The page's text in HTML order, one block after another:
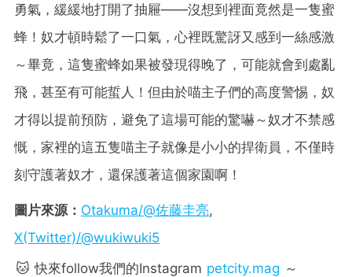
勇氣，緩緩地打開了抽屜——沒想到裡面竟然是一隻蜜
蜂！奴才頓時鬆了一口氣，心裡既驚訝又感到一絲感激
～畢竟，這隻蜜蜂如果被發現得晚了，可能就會到處亂
飛，甚至有可能蜇人！但由於喵主子們的高度警惕，奴
才得以提前預防，避免了這場可能的驚嚇～奴才不禁感
慨，家裡的這五隻喵主子就像是小小的捍衛員，不僅時
刻守護著奴才，還保護著這個家園啊！
圖片來源： Otakuma/@佐藤圭亮,
X(Twitter)/@wukiwuki5
🐱 快來follow我們的Instagram petcity.mag ～